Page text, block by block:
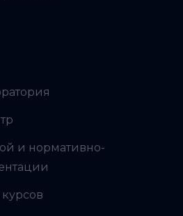
и нормативно-